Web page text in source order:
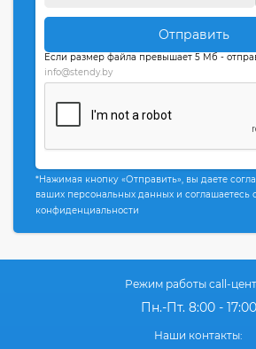
Отправить
Если размер файла превышает 5 Мб -
info@stendy.by
*Нажимая кнопку «Отправить», вы даете
ваших персональных данных и соглашаетесь
конфиденциальности
Режим работы call-
Пн.-Пт. 8:00 - 17:00
Наши контакты: